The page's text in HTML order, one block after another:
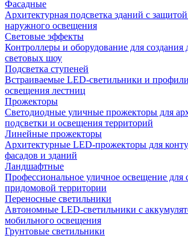
Фасадные
Архитектурная подсветка зданий с
наружного освещения
Световые эффекты
Контроллеры и оборудование для создания
световых шоу
Подсветка ступеней
Встраиваемые LED-светильники и
освещения лестниц
Прожекторы
Светодиодные уличные прожекторы для
подсветки и освещения территорий
Линейные прожекторы
Архитектурные LED-прожекторы для
фасадов и зданий
Ландшафтные
Профессиональное уличное освещение для
придомовой территории
Переносные светильники
Автономные LED-светильники с
мобильного освещения
Грунтовые светильники